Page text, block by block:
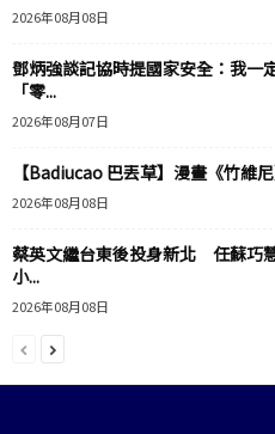
2026年08月08日
鄧炳強談記協時提國家安全：我
「零...
2026年08月07日
【Badiucao 巴丟草】漫畫《竹維尼
2026年08月08日
蔡英文繼台東後投身新北 任蘇巧
小...
2026年08月08日